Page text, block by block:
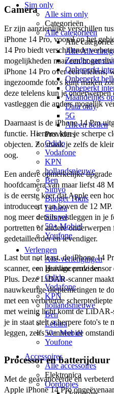
Sim only
Alle sim only
Categorieën
Alle categorieën
Alle
Alle Alle
Zonder
Onbeperkt
Onbeperkt
Onbeperkt
Maandelijks
Data only
5G
Alleen bellen
Providers
Odido
Vodafone
KPN
hollandsnieuwe
Ben
Simyo
Budget Thuis
Lebara
Simpel
50+ Mobiel
Youfone
Verlengen
Alle verlengingen
Huidige provider
Odido
Vodafone
KPN
hollandsnieuwe
Ben
Lebara
50+ Mobiel
Youfone
Accessoires
Alle accessoires
Elektronica
Oordopjes
Camera
Er zijn aanzienlijke verschillen
iPhone 14 Pro, vooral op het
14 Pro biedt verschillende
mogelijkheden naar een hoger
iPhone 14 Pro over een telelens,
ingezoomde foto's kunt maken
deze telelens kun je
vastleggen die anders mogelijk
Daarnaast is de iPhone 14 Pro
functie. Hiermee kun je scherpe
objecten. Zo maak je zelfs de
oog.
Een andere opmerkelijke
hoofdcamera van maar liefst 48
is de eerste keer dat Apple een
introduceert van boven de 12
nog meer details vastleggen in je
portretten of andere
gedetailleerder en levendiger.
Last but not least, de iPhone 14
scanner, een geavanceerde
Plus. Deze LiDAR-scanner
nauwkeurige dieptemetingen te
met een verbeterde
met weinig licht komt de LiDAR-
je in staat stelt scherpere foto's te
leggen, zelfs wanneer de
Processor en batterijduur
Met de geavanceerde en
Apple iPhone 14 Pro